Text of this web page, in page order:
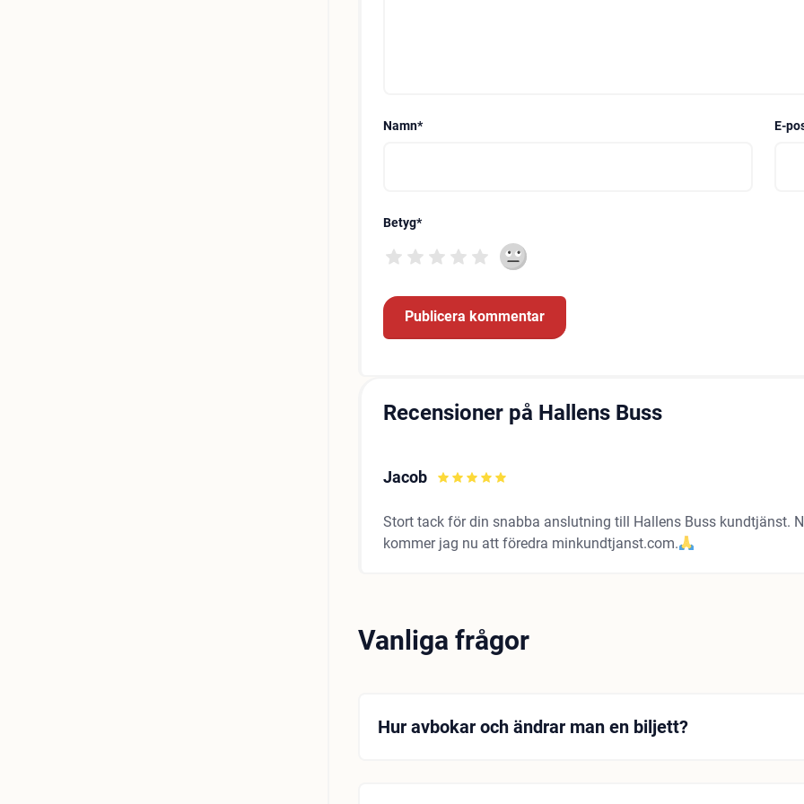
Namn* E-
Betyg*
Recensioner på Hallens Buss
Jacob
Stort tack för din snabba anslutning till Hallens Buss kundtjänst.
kommer jag nu att föredra minkundtjanst.com.
Vanliga frågor
Hur avbokar och ändrar man en biljett?